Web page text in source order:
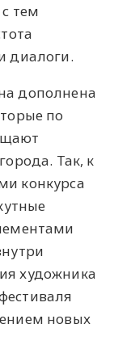
тем
диалоги.
дополнена
по
Так, к
конкурса
художника
новых